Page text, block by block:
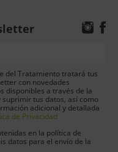
del Tratamiento tratará tus
con novedades
disponibles a través de la
tus datos, así como
adicional y detallada
de Privacidad
en la política de
datos para el envío de la